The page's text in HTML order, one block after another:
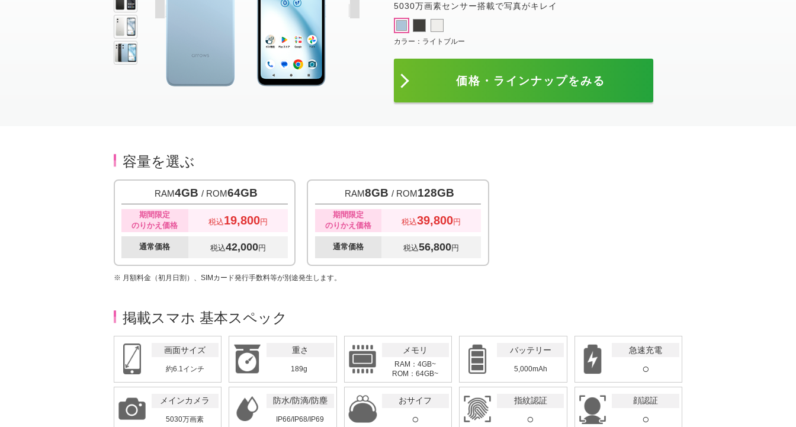
5030万画素センサー搭載で写真がキレイ
カラー： ライトブルー
価格・ラインナップをみる
容量を選ぶ
RAM4GB / ROM64GB
期間限定
のりかえ価格
税込19,800円
通常価格 税込42,000円
RAM8GB / ROM128GB
期間限定
のりかえ価格
税込39,800円
通常価格 税込56,800円
※ 月額料金（初月日割）、SIMカード発行手数料等が別途発生します。
掲載スマホ 基本スペック
画面サイズ
約6.1インチ
重さ
189g
メモリ
RAM：4GB~
ROM：64GB~
バッテリー
5,000mAh
急速充電
○
メインカメラ
5030万画素
防水/防滴/防塵
IP66/IP68/IP69
おサイフ
○
指紋認証
○
顔認証
○